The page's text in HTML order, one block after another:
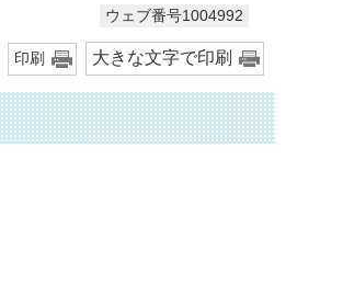
ウェブ番号1004992
印刷 大きな文字で印刷